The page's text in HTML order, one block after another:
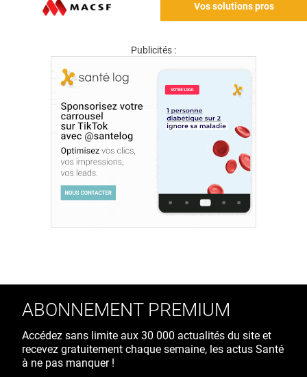
Vos solutions pros
Publicités :
ABONNEMENT PREMIUM
Accédez sans limite aux 30 000 actualités du site et
recevez gratuitement chaque semaine, les actus Santé
à ne pas manquer !